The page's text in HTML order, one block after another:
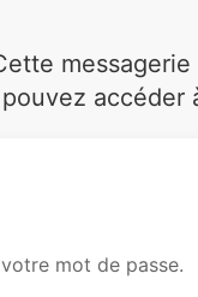
mot de passe.